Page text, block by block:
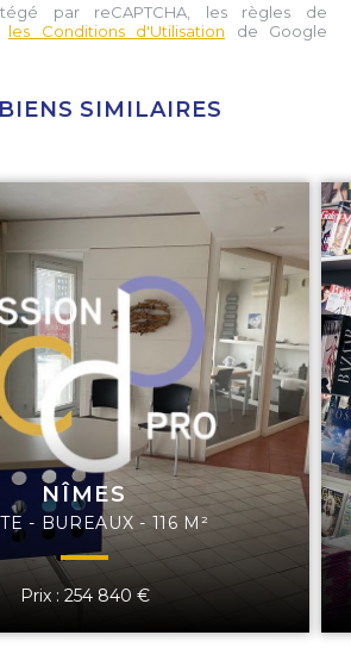
par reCAPTCHA, les règles de
les Conditions d'Utilisation de Google
SIMILAIRES
NÎMES
- BUREAUX - 116 M²
Prix : 254 840 €